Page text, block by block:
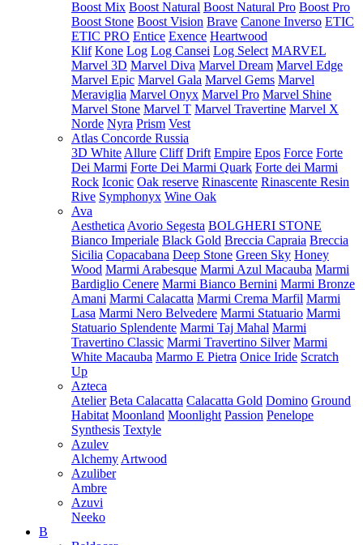
Boost Mix Boost Natural Boost Natural Pro Boost Pro
Boost Stone Boost Vision Brave Canone Inverso ETIC
ETIC PRO Entice Exence Heartwood
Klif Kone Log Log Cansei Log Select MARVEL
Marvel 3D Marvel Diva Marvel Dream Marvel Edge
Marvel Epic Marvel Gala Marvel Gems Marvel
Meraviglia Marvel Onyx Marvel Pro Marvel Shine
Marvel Stone Marvel T Marvel Travertine Marvel X
Norde Nyra Prism Vest
Atlas Concorde Russia
3D White Allure Cliff Drift Empire Epos Force Forte
Dei Marmi Forte Dei Marmi Quark Forte dei Marmi
Rock Iconic Oak reserve Rinascente Rinascente Resin
Rive Symphonyx Wine Oak
Ava
Aesthetica Avorio Segesta BOLGHERI STONE
Bianco Imperiale Black Gold Breccia Capraia Breccia
Sicilia Copacabana Deep Stone Green Sky Honey
Wood Marmi Arabesque Marmi Azul Macauba Marmi
Bardiglio Cenere Marmi Bianco Bernini Marmi Bronze
Amani Marmi Calacatta Marmi Crema Marfil Marmi
Lasa Marmi Nero Belvedere Marmi Statuario Marmi
Statuario Splendente Marmi Taj Mahal Marmi
Travertino Classic Marmi Travertino Silver Marmi
White Macauba Marmo E Pietra Onice Iride Scratch
Up
Azteca
Atelier Beta Calacatta Calacatta Gold Domino Ground
Habitat Moonland Moonlight Passion Penelope
Synthesis Textyle
Azulev
Alchemy Artwood
Azuliber
Ambre
Azuvi
Neeko
B